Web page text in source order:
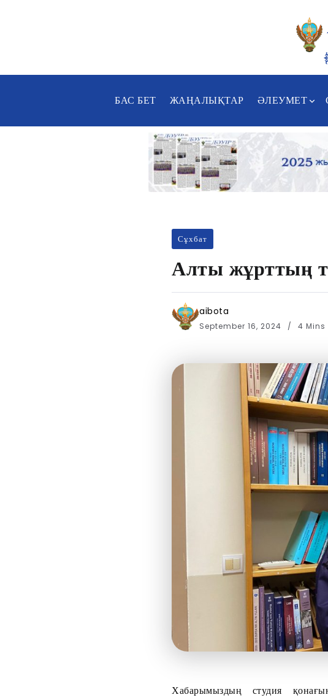
БАС БЕТ ЖАҢАЛЫҚТАР ӘЛЕУМЕТ
Сұхбат
Алты жұрттың
aibota
September 16, 2024 4 Mins
Хабарымыздың студия